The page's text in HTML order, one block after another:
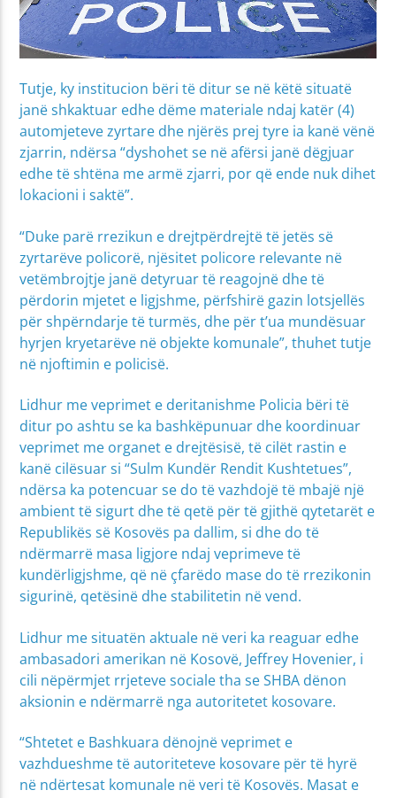
Tutje, ky institucion bëri të ditur se në këtë situatë
janë shkaktuar edhe dëme materiale ndaj katër (4)
automjeteve zyrtare dhe njërës prej tyre ia kanë vënë
zjarrin, ndërsa “dyshohet se në afërsi janë dëgjuar
edhe të shtëna me armë zjarri, por që ende nuk dihet
lokacioni i saktë”.
“Duke parë rrezikun e drejtpërdrejtë të jetës së
zyrtarëve policorë, njësitet policore relevante në
vetëmbrojtje janë detyruar të reagojnë dhe të
përdorin mjetet e ligjshme, përfshirë gazin lotsjellës
për shpërndarje të turmës, dhe për t’ua mundësuar
hyrjen kryetarëve në objekte komunale”, thuhet tutje
në njoftimin e policisë.
Lidhur me veprimet e deritanishme Policia bëri të
ditur po ashtu se ka bashkëpunuar dhe koordinuar
veprimet me organet e drejtësisë, të cilët rastin e
kanë cilësuar si “Sulm Kundër Rendit Kushtetues”,
ndërsa ka potencuar se do të vazhdojë të mbajë një
ambient të sigurt dhe të qetë për të gjithë qytetarët e
Republikës së Kosovës pa dallim, si dhe do të
ndërmarrë masa ligjore ndaj veprimeve të
kundërligjshme, që në çfarëdo mase do të rrezikonin
sigurinë, qetësinë dhe stabilitetin në vend.
Lidhur me situatën aktuale në veri ka reaguar edhe
ambasadori amerikan në Kosovë, Jeffrey Hovenier, i
cili nëpërmjet rrjeteve sociale tha se SHBA dënon
aksionin e ndërmarrë nga autoritetet kosovare.
“Shtetet e Bashkuara dënojnë veprimet e
vazhdueshme të autoriteteve kosovare për të hyrë
në ndërtesat komunale në veri të Kosovës. Masat e